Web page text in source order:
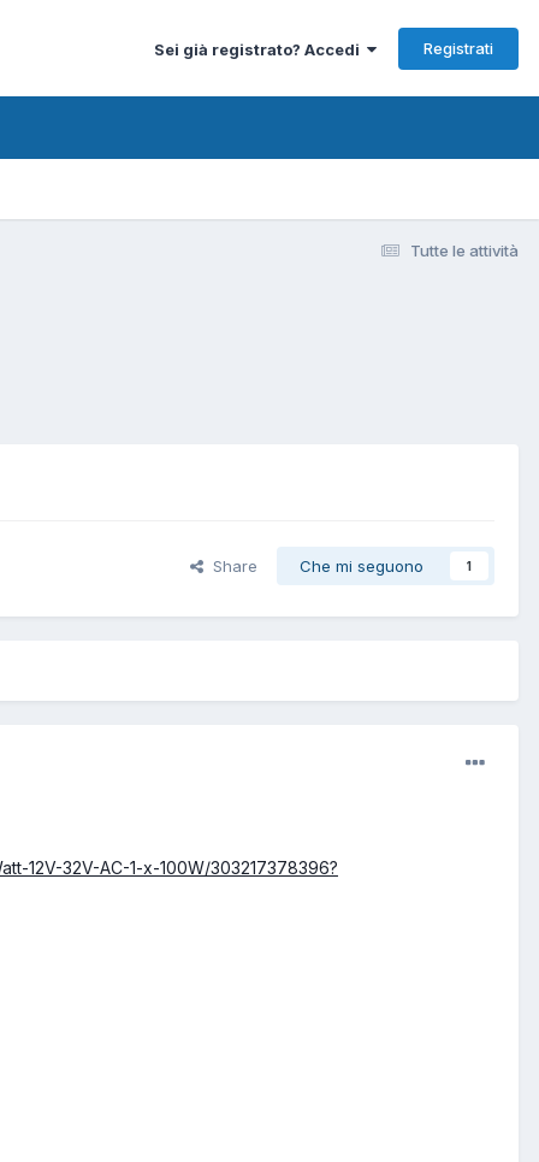
Sei già registrato? Accedi Registrati
Tutte le attività
Share Che mi seguono 1
12V-32V-AC-1-x-100W/303217378396?